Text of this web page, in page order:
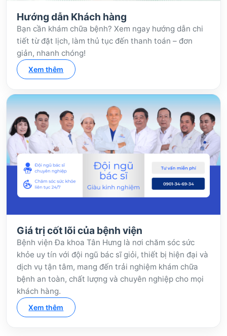
Hướng dẫn Khách hàng
Bạn cần khám chữa bệnh? Xem ngay hướng dẫn chi
tiết từ đặt lịch, làm thủ tục đến thanh toán – đơn
giản, nhanh chóng!
Xem thêm
Giá trị cốt lõi của bệnh viện
Bệnh viện Đa khoa Tân Hưng là nơi chăm sóc sức
khỏe uy tín với đội ngũ bác sĩ giỏi, thiết bị hiện đại và
dịch vụ tận tâm, mang đến trải nghiệm khám chữa
bệnh an toàn, chất lượng và chuyên nghiệp cho mọi
khách hàng.
Xem thêm